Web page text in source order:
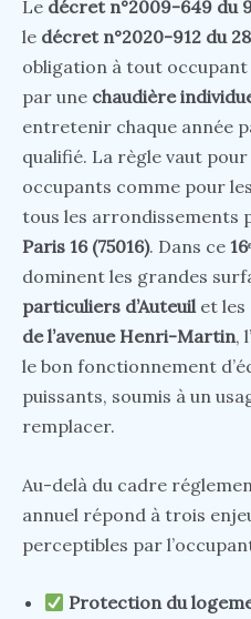
Le décret n°2009-649 du
le décret n°2020-912 du
obligation à tout occupant
par une chaudière
entretenir chaque année
qualifié. La règle vaut
occupants comme pour
tous les arrondissements
Paris 16 (75016). Dans ce 16ᵉ
dominent les grandes
particuliers d’Auteuilet les
de l’avenue Henri-Martin,
le bon fonctionnement
puissants, soumis à un
remplacer.
Au-delà du cadre
annuel répond à trois
perceptibles par
Protection du